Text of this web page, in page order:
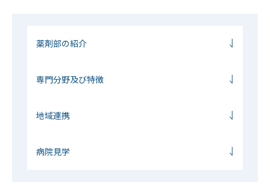
薬剤部の紹介
専門分野及び特徴
地域連携
病院見学